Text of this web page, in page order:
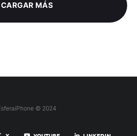
CARGAR MÁS
© 2024